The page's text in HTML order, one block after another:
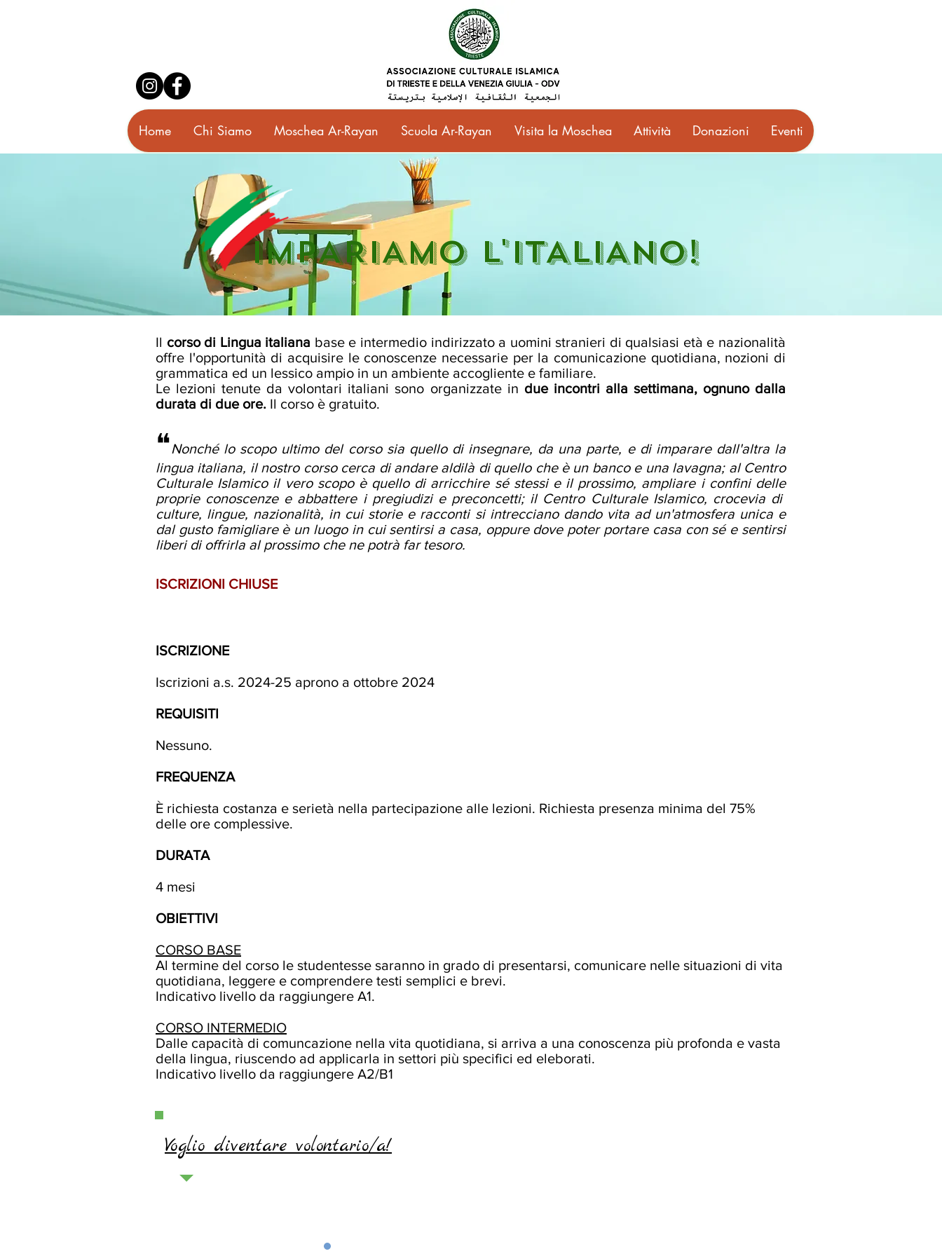
Home Chi Siamo Moschea Ar-Rayan Scuola Ar-Rayan Visita la Moschea Attività Donazioni Eventi
IMPARIAMO L'ITALIANO!
Il corso di Lingua italiana base e intermedio indirizzato a uomini stranieri di qualsiasi età e nazionalità
offre l'opportunità di acquisire le conoscenze necessarie per la comunicazione quotidiana, nozioni di
grammatica ed un lessico ampio in un ambiente accogliente e familiare.
Le lezioni tenute da volontari italiani sono organizzate in due incontri alla settimana, ognuno dalla
durata di due ore. Il corso è gratuito.
❝Nonché lo scopo ultimo del corso sia quello di insegnare, da una parte, e di imparare dall'altra la
lingua italiana, il nostro corso cerca di andare aldilà di quello che è un banco e una lavagna; al Centro
Culturale Islamico il vero scopo è quello di arricchire sé stessi e il prossimo, ampliare i confini delle
proprie conoscenze e abbattere i pregiudizi e preconcetti; il Centro Culturale Islamico, crocevia di
culture, lingue, nazionalità, in cui storie e racconti si intrecciano dando vita ad un'atmosfera unica e
dal gusto famigliare è un luogo in cui sentirsi a casa, oppure dove poter portare casa con sé e sentirsi
liberi di offrirla al prossimo che ne potrà far tesoro.
ISCRIZIONI CHIUSE
ISCRIZIONE
Iscrizioni a.s. 2024-25 aprono a ottobre 2024
REQUISITI
Nessuno.
FREQUENZA
È richiesta costanza e serietà nella partecipazione alle lezioni. Richiesta presenza minima del 75%
delle ore complessive.
DURATA
4 mesi
OBIETTIVI
CORSO BASE
Al termine del corso le studentesse saranno in grado di presentarsi, comunicare nelle situazioni di vita
quotidiana, leggere e comprendere testi semplici e brevi.
Indicativo livello da raggiungere A1.
CORSO INTERMEDIO
Dalle capacità di comuncazione nella vita quotidiana, si arriva a una conoscenza più profonda e vasta
della lingua, riuscendo ad applicarla in settori più specifici ed eleborati.
Indicativo livello da raggiungere A2/B1
Voglio diventare volontario/a!